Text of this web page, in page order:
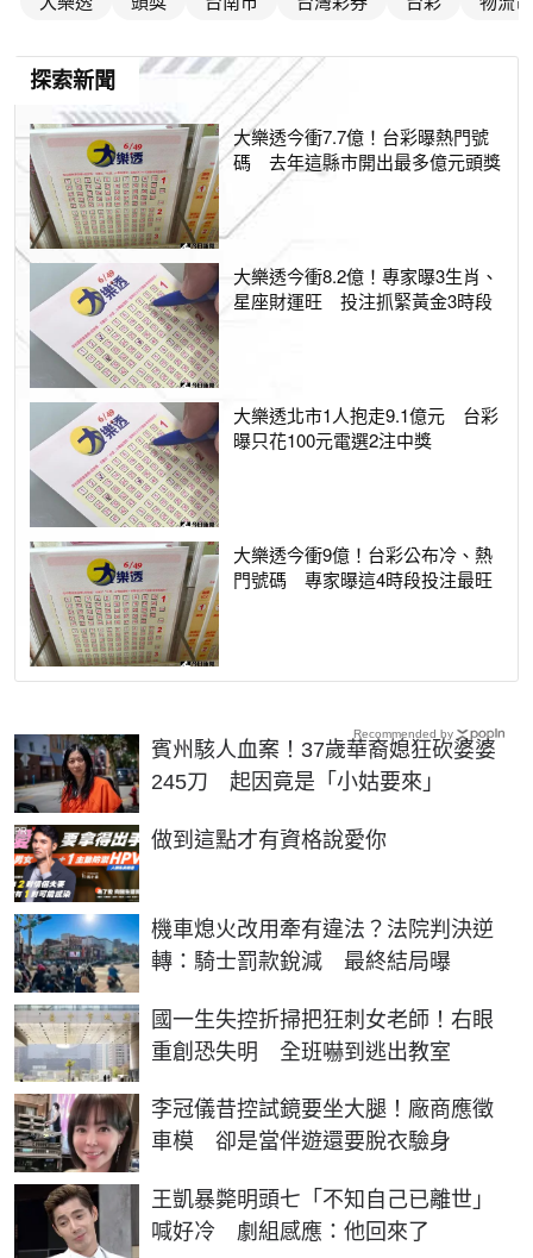
探索新聞
大樂透今衝7.7億！台彩曝熱門號
碼 去年這縣市開出最多億元頭獎
大樂透今衝8.2億！專家曝3生肖、
星座財運旺 投注抓緊黃金3時段
大樂透北市1人抱走9.1億元 台彩
曝只花100元電選2注中獎
大樂透今衝9億！台彩公布冷、熱
門號碼 專家曝這4時段投注最旺
賓州駭人血案！37歲華裔媳狂砍婆婆
245刀 起因竟是「小姑要來」
做到這點才有資格說愛你
PR
機車熄火改用牽有違法？法院判決逆
轉：騎士罰款銳減 最終結局曝
國一生失控折掃把狂刺女老師！右眼
重創恐失明 全班嚇到逃出教室
李冠儀昔控試鏡要坐大腿！廠商應徵
車模 卻是當伴遊還要脫衣驗身
王凱暴斃明頭七「不知自己已離世」
喊好冷 劇組感應：他回來了
Recommended by